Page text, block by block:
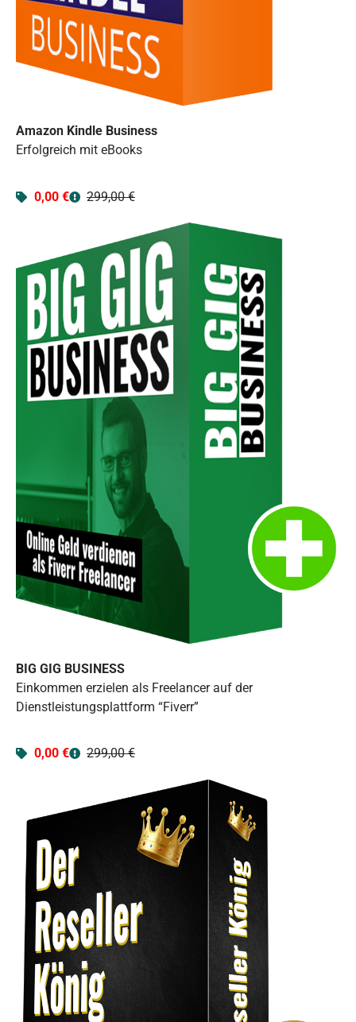
Amazon Kindle Business
Erfolgreich mit eBooks
0,00 € 299,00 €
BIG GIG BUSINESS
Einkommen erzielen als Freelancer auf der
Dienstleistungsplattform “Fiverr”
0,00 € 299,00 €